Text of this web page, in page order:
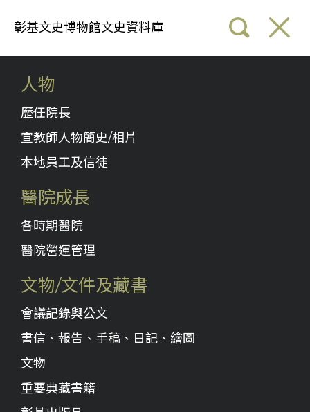
彰基文史博物館文史資料庫
人物
歷任院長
宣教師人物簡史/相片
本地員工及信徒
醫院成長
各時期醫院
醫院營運管理
文物/文件及藏書
會議記錄與公文
書信、報告、手稿、日記、繪圖
文物
重要典藏書籍